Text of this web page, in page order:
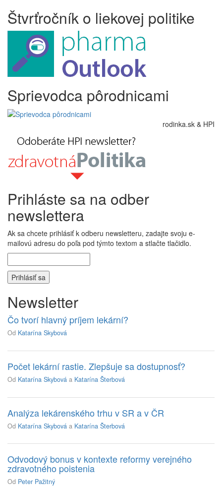
Štvrťročník o liekovej politike
Sprievodca pôrodnicami
rodinka.sk & HPI
Prihláste sa na odber
newslettera
Ak sa chcete prihlásiť k odberu newsletteru, zadajte svoju e-
mailovú adresu do poľa pod týmto textom a stlačte tlačidlo.
Newsletter
Čo tvorí hlavný príjem lekární?
Od Katarína Skybová
Počet lekární rastie. Zlepšuje sa dostupnosť?
Od Katarína Skybová a Katarína Šterbová
Analýza lekárenského trhu v SR a v ČR
Od Katarína Skybová a Katarína Šterbová
Odvodový bonus v kontexte reformy verejného
zdravotného poistenia
Od Peter Pažitný